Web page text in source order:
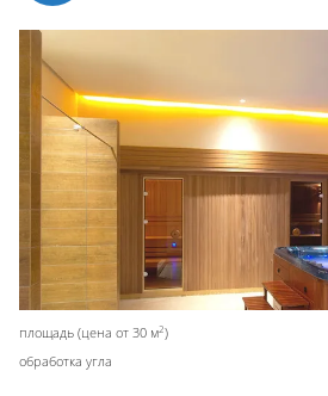
площадь (цена от 30 м2)
обработка угла